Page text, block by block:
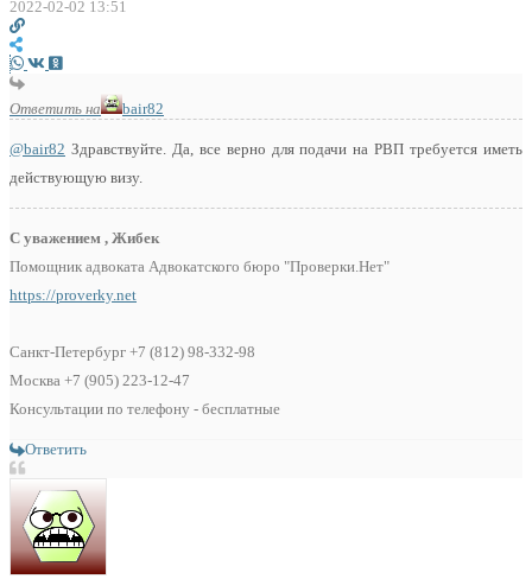
2022-02-02 13:51
Ответить на bair82
@bair82 Здравствуйте. Да, все верно для подачи на РВП требуется иметь
действующую визу.
С уважением , Жибек
Помощник адвоката Адвокатского бюро "Проверки.Нет"
https://proverky.net
Санкт-Петербург +7 (812) 98-332-98
Москва +7 (905) 223-12-47
Консультации по телефону - бесплатные
Ответить